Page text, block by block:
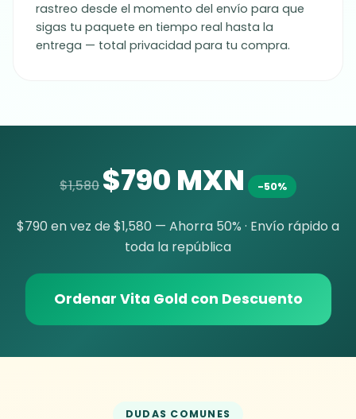
rastreo desde el momento del envío para que
sigas tu paquete en tiempo real hasta la
entrega — total privacidad para tu compra.
$1,580 $790 MXN -50%
$790 en vez de $1,580 — Ahorra 50% · Envío rápido a
toda la república
Ordenar Vita Gold con Descuento
DUDAS COMUNES